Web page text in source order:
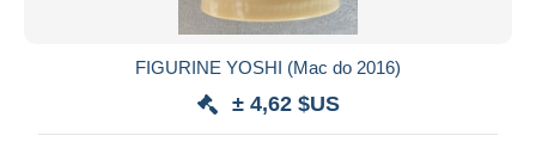
FIGURINE YOSHI (Mac do 2016)
± 4,62 $US